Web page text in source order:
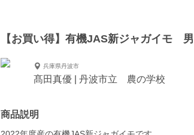
【お買い得】有機JAS新ジャガイモ
兵庫県丹波市
髙田真優 | 丹波市立 農の学校
商品説明